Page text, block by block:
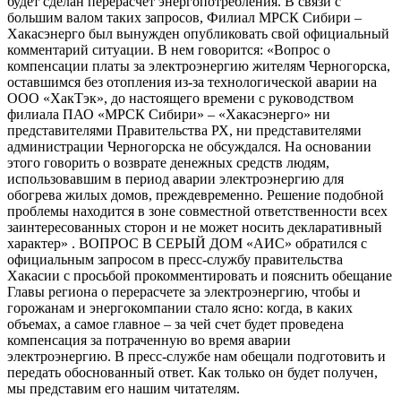
большим валом таких запросов, Филиал МРСК Сибири –
Хакасэнерго был вынужден опубликовать свой официальный
комментарий ситуации. В нем говорится: «Вопрос о
компенсации платы за электроэнергию жителям Черногорска,
оставшимся без отопления из-за технологической аварии на
ООО «ХакТэк», до настоящего времени с руководством
филиала ПАО «МРСК Сибири» – «Хакасэнерго» ни
представителями Правительства РХ, ни представителями
администрации Черногорска не обсуждался. На основании
этого говорить о возврате денежных средств людям,
использовавшим в период аварии электроэнергию для
обогрева жилых домов, преждевременно. Решение подобной
проблемы находится в зоне совместной ответственности всех
заинтересованных сторон и не может носить декларативный
характер» . ВОПРОС В СЕРЫЙ ДОМ «АИС» обратился с
официальным запросом в пресс-службу правительства
Хакасии с просьбой прокомментировать и пояснить обещание
Главы региона о перерасчете за электроэнергию, чтобы и
горожанам и энергокомпании стало ясно: когда, в каких
объемах, а самое главное – за чей счет будет проведена
компенсация за потраченную во время аварии
электроэнергию. В пресс-службе нам обещали подготовить и
передать обоснованный ответ. Как только он будет получен,
мы представим его нашим читателям.